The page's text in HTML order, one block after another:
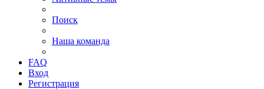
Поиск
Наша команда
FAQ
Вход
Регистрация